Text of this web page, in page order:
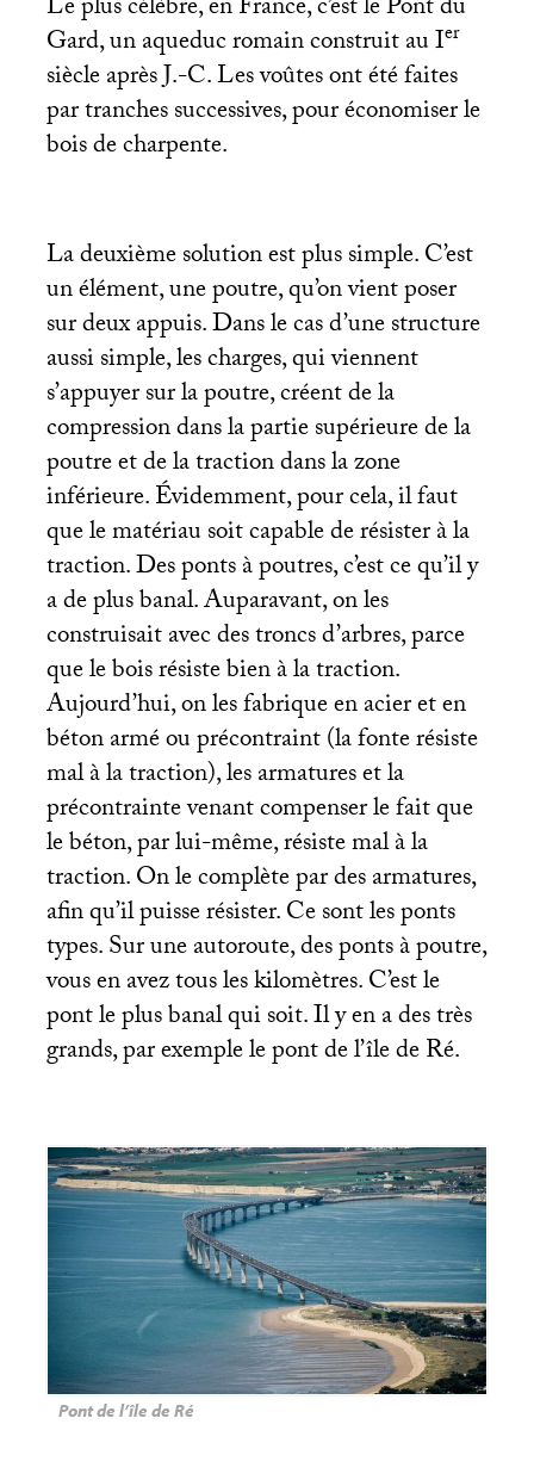
Le plus célèbre, en France, c’est le Pont du
Gard, un aqueduc romain construit au Ier
siècle après J.-C. Les voûtes ont été faites
par tranches successives, pour économiser le
bois de charpente.
La deuxième solution est plus simple. C’est
un élément, une poutre, qu’on vient poser
sur deux appuis. Dans le cas d’une structure
aussi simple, les charges, qui viennent
s’appuyer sur la poutre, créent de la
compression dans la partie supérieure de la
poutre et de la traction dans la zone
inférieure. Évidemment, pour cela, il faut
que le matériau soit capable de résister à la
traction. Des ponts à poutres, c’est ce qu’il y
a de plus banal. Auparavant, on les
construisait avec des troncs d’arbres, parce
que le bois résiste bien à la traction.
Aujourd’hui, on les fabrique en acier et en
béton armé ou précontraint (la fonte résiste
mal à la traction), les armatures et la
précontrainte venant compenser le fait que
le béton, par lui-même, résiste mal à la
traction. On le complète par des armatures,
afin qu’il puisse résister. Ce sont les ponts
types. Sur une autoroute, des ponts à poutre,
vous en avez tous les kilomètres. C’est le
pont le plus banal qui soit. Il y en a des très
grands, par exemple le pont de l’île de Ré.
Pont de l’île de Ré